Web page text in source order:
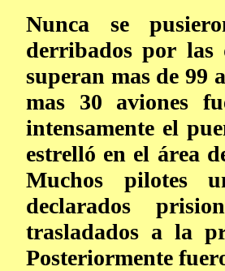
Nunca se
derribados por las
superan mas de 99
mas 30 aviones
intensamente el
estrelló en el área
Muchos pilotes
declarados
trasladados a la
Posteriormente